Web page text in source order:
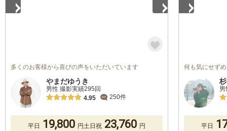
多くのお客様から喜びの声をいただいています
やまだゆうき
男性 撮影実績295回
4.95
250件
平日 19,800 円土日祝 23,760 円
何も気にせず
平日